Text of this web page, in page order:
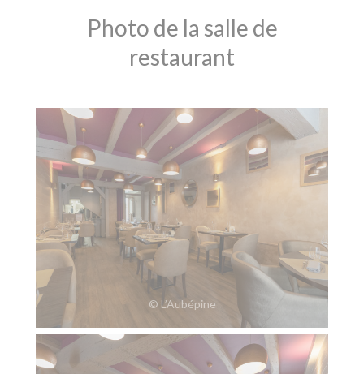
Photo de la salle de
restaurant
© L’Aubépine